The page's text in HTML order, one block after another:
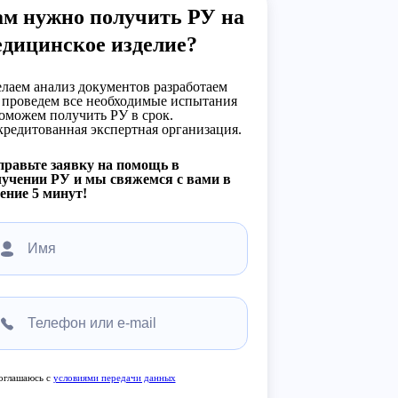
нужно получить РУ на
изделие?
анализ документов разработаем
все необходимые испытания
получить РУ в срок.
экспертная организация.
заявку на помощь в
РУ и мы свяжемся с вами в
5 минут!
с условиями передачи данных